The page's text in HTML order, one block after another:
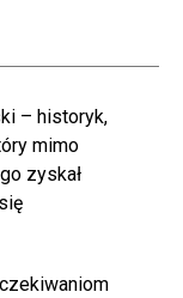
– historyk,
mimo
zyskał